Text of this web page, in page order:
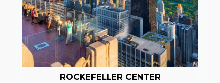
ROCKEFELLER CENTER